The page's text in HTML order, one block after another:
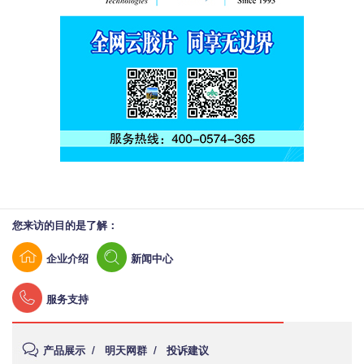
您来访的目的是了解：
企业介绍 新闻中心
服务支持
产品展示 / 明天网群 / 投诉建议